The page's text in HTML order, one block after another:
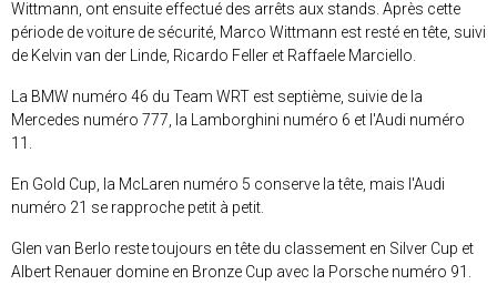
Wittmann, ont ensuite effectué des arrêts aux stands. Après cette
période de voiture de sécurité, Marco Wittmann est resté en tête, suivi
de Kelvin van der Linde, Ricardo Feller et Raffaele Marciello.
La BMW numéro 46 du Team WRT est septième, suivie de la
Mercedes numéro 777, la Lamborghini numéro 6 et l'Audi numéro
11.
En Gold Cup, la McLaren numéro 5 conserve la tête, mais l'Audi
numéro 21 se rapproche petit à petit.
Glen van Berlo reste toujours en tête du classement en Silver Cup et
Albert Renauer domine en Bronze Cup avec la Porsche numéro 91.